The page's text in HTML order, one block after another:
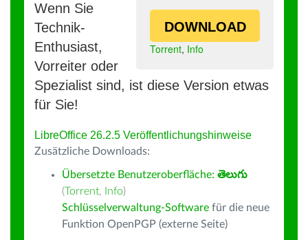
DOWNLOAD
Torrent, Info
Wenn Sie
Technik-
Enthusiast,
Vorreiter oder
Spezialist sind, ist diese Version etwas
für Sie!
LibreOffice 26.2.5 Veröffentlichungshinweise
Zusätzliche Downloads:
Übersetzte Benutzeroberfläche: తెలుగు
(Torrent, Info)
Schlüsselverwaltung-Software für die neue
Funktion OpenPGP (externe Seite)